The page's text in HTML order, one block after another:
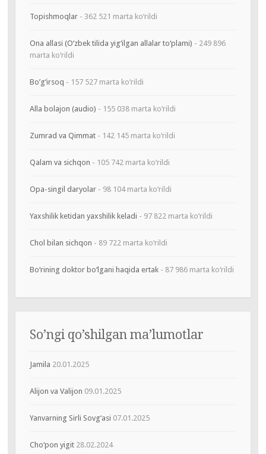
Topishmoqlar- 362 521 marta ko‘rildi
Ona allasi (O‘zbek tilida yig‘ilgan allalar to‘plami) - 249 896
marta ko‘rildi
Bo’g’irsoq - 157 527 marta ko‘rildi
Alla bolajon (audio) - 155 038 marta ko‘rildi
Zumrad va Qimmat- 142 145 marta ko‘rildi
Qalam va sichqon - 105 742 marta ko‘rildi
Opa-singil daryolar- 98 104 marta ko‘rildi
Yaxshilik ketidan yaxshilik keladi - 97 822 marta ko‘rildi
Chol bilan sichqon - 89 722 marta ko‘rildi
Bo‘rining doktor bo‘lgani haqida ertak- 87 986 marta ko‘rildi
So’ngi qo’shilgan ma’lumotlar
Jamila 20.01.2025
Alijon va Valijon 09.01.2025
Yanvarning Sirli Sovg‘asi 07.01.2025
Cho‘pon yigit 28.02.2024